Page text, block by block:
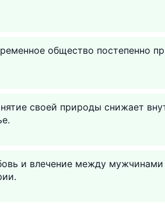
общество постепенно
своей природы снижает
и влечение между мужчинами